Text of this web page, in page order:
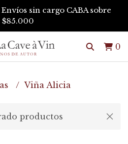
sin cargo CABA sobre
$85.000
0
Viña Alicia
productos